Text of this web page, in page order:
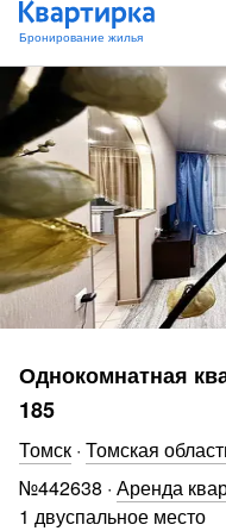
Однокомнатная
185
Томск · Томская
№442638 · Аренда
1 двуспальное место